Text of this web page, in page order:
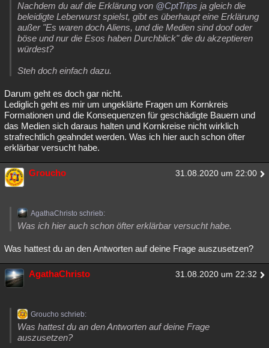
Nachdem du auf die Erklärung von @CptTrips ja gleich die
beleidigte Leberwurst spielst, gibt es überhaupt eine Erklärung
außer "Es waren doch Aliens, und die Medien sind doof oder
böse und nur die Esos haben Durchblick" die du akzeptieren
würdest?
Steh doch einfach dazu.
Darum geht es doch gar nicht.
Lediglich geht es mir um ungeklärte Fragen um Kornkreis
Formationen und die Konsequenzen für geschädigte Bauern und
das Medien sich daraus halten und Kornkreise nicht wirklich
strafrechtlich geahndet werden. Was ich hier auch schon öfter
erklärbar versucht habe.
Groucho 31.08.2020 um 22:00
AgathaChristo schrieb:
Was ich hier auch schon öfter erklärbar versucht habe.
Was hattest du an den Antworten auf deine Frage auszusetzen?
AgathaChristo 31.08.2020 um 22:32
Groucho schrieb:
Was hattest du an den Antworten auf deine Frage
auszusetzen?